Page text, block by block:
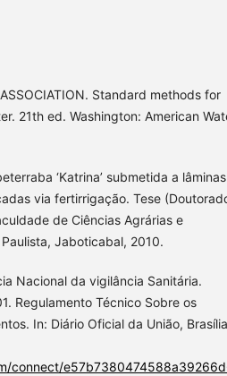
Standard methods for
21th ed. Washington: American
‘Katrina’ submetida a lâminas
via fertirrigação. Tese
de Ciências Agrárias e
Jaboticabal, 2010.
Nacional da vigilância Sanitária.
Regulamento Técnico Sobre os
In: Diário Oficial da União,